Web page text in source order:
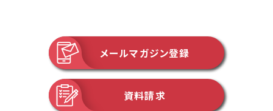
メールマガジン登録
資料請求